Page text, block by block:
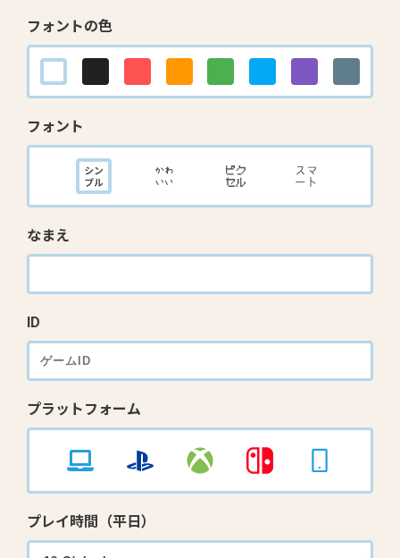
フォントの色
フォント
なまえ
ID
プラットフォーム
プレイ時間（平日）